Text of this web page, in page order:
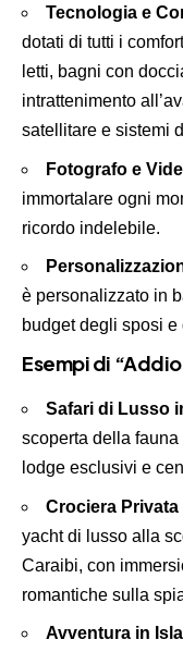
Tecnologia e
dotati di tutti i
letti, bagni con
intrattenimento
satellitare e sistemi
Fotografo e
immortalare ogni
ricordo indelebile.
è personalizzato in
budget degli sposi e
Esempi di
Safari di Lusso
scoperta della
lodge esclusivi e
Crociera Privata
yacht di lusso alla
Caraibi, con
romantiche sulla
Avventura in